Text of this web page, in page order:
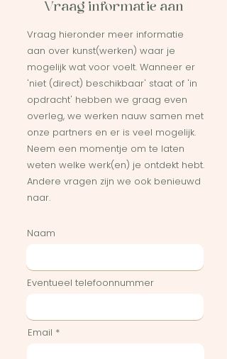
Vraag informatie aan
Vraag hieronder meer informatie
aan over kunst(werken) waar je
mogelijk wat voor voelt. Wanneer er
'niet (direct) beschikbaar' staat of 'in
opdracht' hebben we graag even
overleg, we werken nauw samen met
onze partners en er is veel mogelijk.
Neem een momentje om te laten
weten welke werk(en) je ontdekt hebt.
Andere vragen zijn we ook benieuwd
naar.
Naam
Eventueel telefoonnummer
Email